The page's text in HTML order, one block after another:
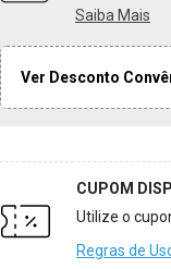
Saiba Mais
Ver Desconto
CUPOM
Utilize o
Regras de